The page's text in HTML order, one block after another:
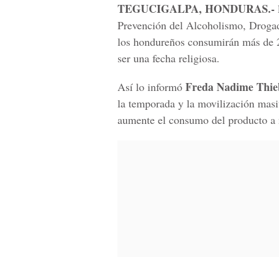
TEGUCIGALPA, HONDURAS.-
Prevención del Alcoholismo,
los hondureños consumirán más de
ser una fecha religiosa.
Así lo informó Freda Nadime
la temporada y la movilización
aumente el consumo del producto